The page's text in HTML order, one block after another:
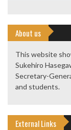
About us
This website
Sukehiro
Secretary-
and students.
External Links